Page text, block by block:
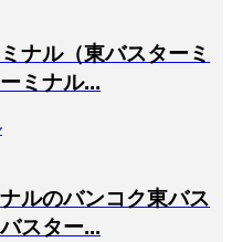
ナル（東バスターミ
ミナル...
ルのバンコク東バス
スター...